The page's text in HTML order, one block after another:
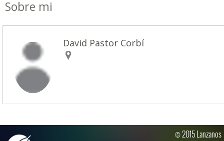
Sobre mi
David Pastor Corbí
© 2015 Lanzanos